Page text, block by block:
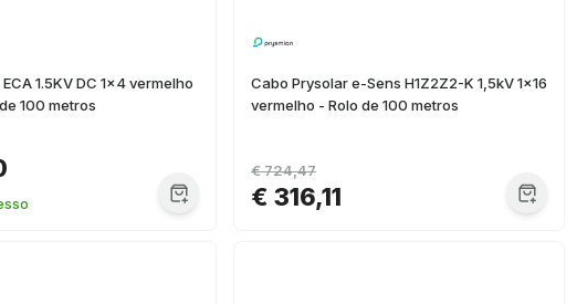
1.5KV DC 1x4 vermelho
100 metros
Cabo Prysolar e-Sens H1Z2Z2-K 1,5kV 1x16
vermelho - Rolo de 100 metros
€ 316,11
€ 724,47